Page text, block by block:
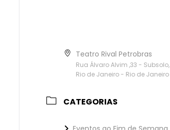
Teatro Rival Petrobras
Rua Álvaro Alvim ,33 - Subsolo,
Rio de Janeiro - Rio de Janeiro
CATEGORIAS